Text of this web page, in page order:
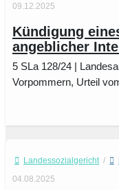
09.12.2025
Kündigung
angeblicher
5 SLa 128/24 |
Vorpommern, Urteil
Landessozialgericht /
04.08.2025